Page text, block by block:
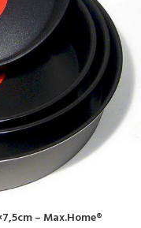
– Max.Home®